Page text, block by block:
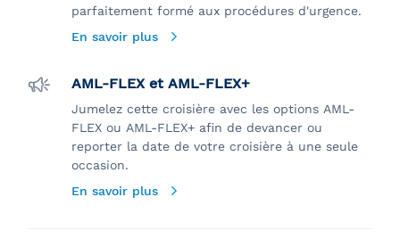
parfaitement formé aux procédures d'urgence.
En savoir plus
AML-FLEX et AML-FLEX+
Jumelez cette croisière avec les options AML-
FLEX ou AML-FLEX+ afin de devancer ou
reporter la date de votre croisière à une seule
occasion.
En savoir plus